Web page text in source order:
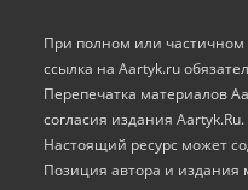
При полном или частичном
ссылка на Aartyk.ru
Перепечатка материалов
согласия издания Aartyk.Ru.
Настоящий ресурс может
Позиция автора и издания